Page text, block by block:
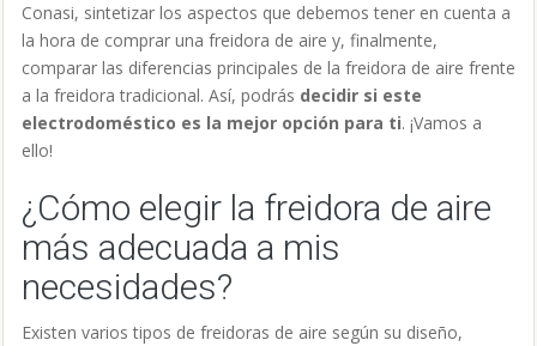
Conasi, sintetizar los aspectos que debemos tener en cuenta a
la hora de comprar una freidora de aire y, finalmente,
comparar las diferencias principales de la freidora de aire frente
a la freidora tradicional. Así, podrás decidir si este
electrodoméstico es la mejor opción para ti. ¡Vamos a
ello!
¿Cómo elegir la freidora de aire
más adecuada a mis
necesidades?
Existen varios tipos de freidoras de aire según su diseño,